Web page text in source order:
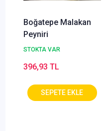
Boğatepe Malakan
Peyniri
STOKTA VAR
396,93 TL